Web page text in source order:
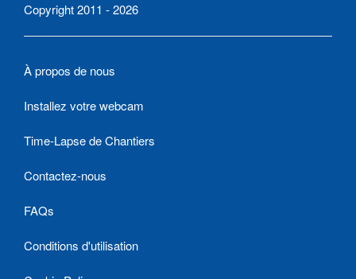
Copyright 2011 - 2026
À propos de nous
Installez votre webcam
Time-Lapse de Chantiers
Contactez-nous
FAQs
Conditions d'utilisation